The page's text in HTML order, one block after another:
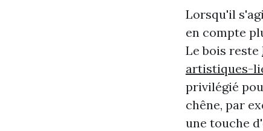
Lorsqu'il
en compte
Le bois reste
artistiques-
privilégié
chêne, par
une touche